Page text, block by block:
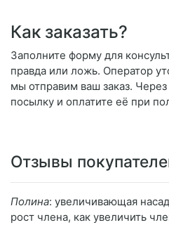
Как заказать?
Заполните форму для
правда или ложь. Оператор
мы отправим ваш заказ.
посылку и оплатите её при
Отзывы
Полина: увеличивающая
рост члена, как увеличить